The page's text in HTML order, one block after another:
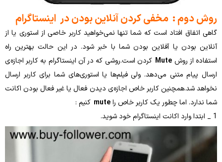
مخفی کردن آنلاین بودن در اینستاگرام
است که شما تنها نمی‌خواهید کاربر خاصی از استوری یا از
یا آفلاین بودن شما با خبر شود. در این حالت بهترین راه
روشMute کردن است.روشی که در آن اینستاگرام به کاربر اجازه‌‌ی
متنی می‌دهد. ولی فیلم‌ها یا استوری‌های شما برای کاربر ارسال
کاربر خاص اجازه‌ی دیدن فعال یا غیر فعال بودن اکانت
چطور یک کاربر خاص راmute کنیم :